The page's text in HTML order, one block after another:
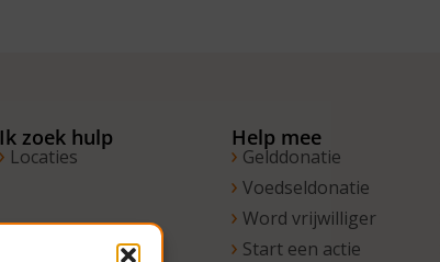
Ik zoek hulp
Locaties
Help mee
Gelddonatie
Voedseldonatie
Word vrijwilliger
Start een actie